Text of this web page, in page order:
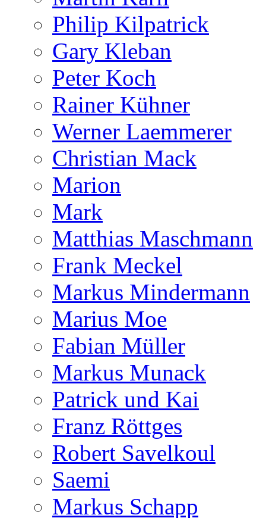
Philip Kilpatrick
Gary Kleban
Peter Koch
Rainer Kühner
Werner Laemmerer
Christian Mack
Marion
Mark
Matthias Maschmann
Frank Meckel
Markus Mindermann
Marius Moe
Fabian Müller
Markus Munack
Patrick und Kai
Franz Röttges
Robert Savelkoul
Saemi
Markus Schapp